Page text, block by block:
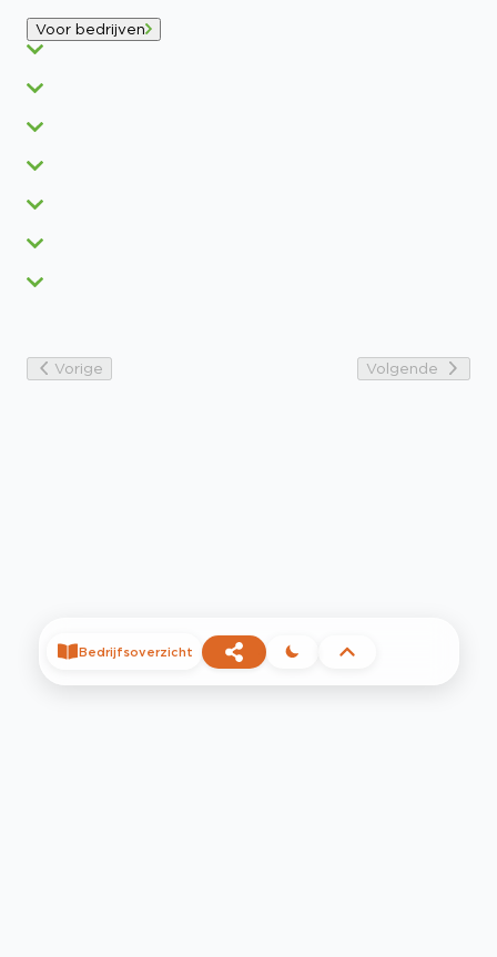
Voor bedrijven
Vorige Volgende
Bedrijfsoverzicht